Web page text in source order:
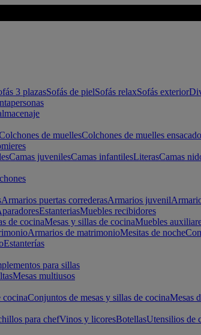
3 plazasSofás de pielSofás relaxSofás exterior
de muellesColchones de muelles
Camas juvenilesCamas infantilesLiterasCamas
Armarios puertas correderasArmarios juvenil
EstanteriasMuebles recibidores
de cocinaMesas y sillas de cocinaMuebles
Armarios de matrimonioMesitas de noche
Estanterías
para sillas
Mesas multiusos
cocinaConjuntos de mesas y sillas de cocinaMesas
para chefVinos y licoresBotellasUtensilios de